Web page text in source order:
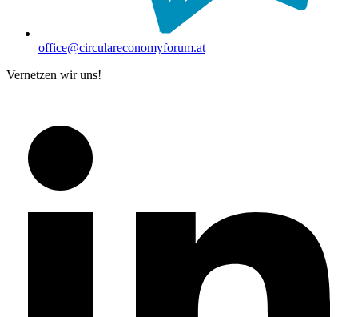
office@circulareconomyforum.at
Vernetzen wir uns!